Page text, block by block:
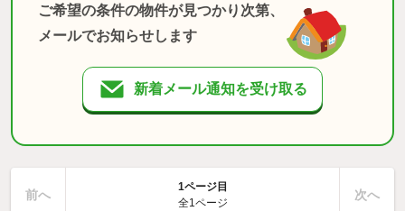
ご希望の条件の物件が見つかり次第、
メールでお知らせします
新着メール通知を受け取る
前へ
1ページ目
全1ページ
次へ